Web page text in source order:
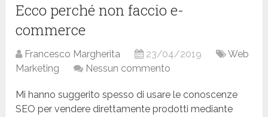
Ecco perché non faccio e-
commerce
Francesco Margherita 23/04/2019
Web
Marketing
Nessun commento
Mi hanno suggerito spesso di usare le conoscenze
SEO per vendere direttamente prodotti mediante